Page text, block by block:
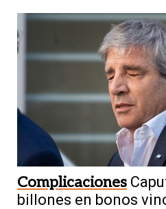
Complicaciones
billones en bonos